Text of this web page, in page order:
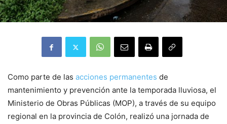
Como parte de las acciones permanentes de
mantenimiento y prevención ante la temporada lluviosa, el
Ministerio de Obras Públicas (MOP), a través de su equipo
regional en la provincia de Colón, realizó una jornada de